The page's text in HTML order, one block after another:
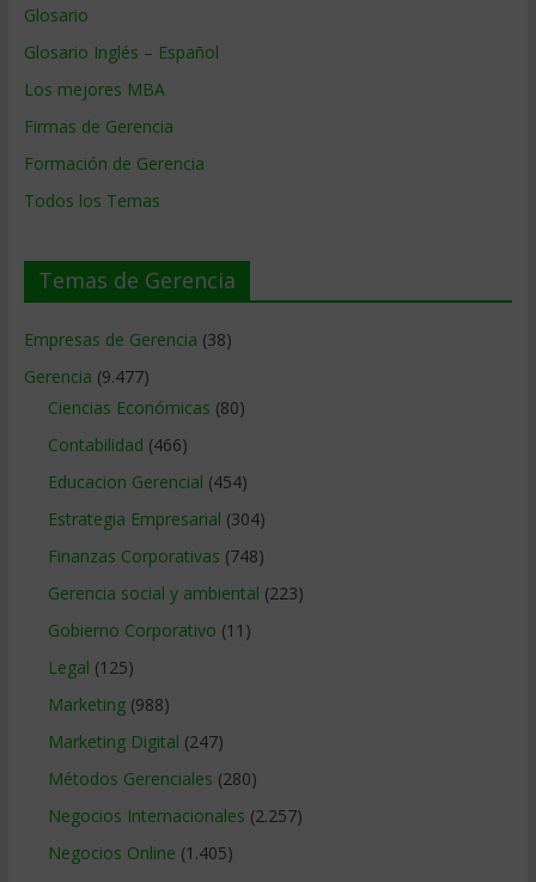
Glosario
Glosario Inglés – Español
Los mejores MBA
Firmas de Gerencia
Formación de Gerencia
Todos los Temas
Temas de Gerencia
Empresas de Gerencia (38)
Gerencia (9.477)
Ciencias Económicas (80)
Contabilidad (466)
Educacion Gerencial (454)
Estrategia Empresarial (304)
Finanzas Corporativas (748)
Gerencia social y ambiental (223)
Gobierno Corporativo (11)
Legal (125)
Marketing(988)
Marketing Digital (247)
Métodos Gerenciales (280)
Negocios Internacionales (2.257)
Negocios Online (1.405)